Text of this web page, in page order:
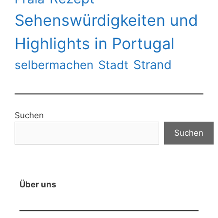
Sehenswürdigkeiten und
Highlights in Portugal
selbermachen Stadt Strand
Suchen
Suchen
Über uns